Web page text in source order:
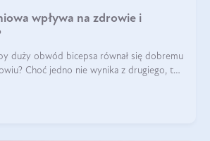
wpływa na zdrowie i
duży obwód bicepsa równał się dobremu
Choć jedno nie wynika z drugiego, to